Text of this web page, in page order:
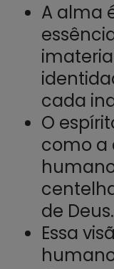
A alma
cada
O
como a
de Deus.
Essa